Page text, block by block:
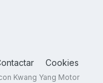
Cookies
Kwang Yang Motor